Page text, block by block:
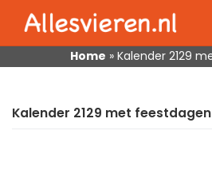
content
Home » Kalender 2129
Kalender 2129 met feestdagen